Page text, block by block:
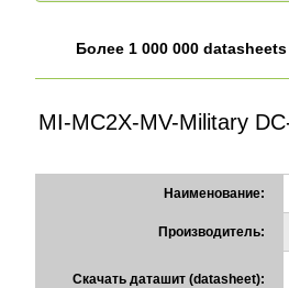
Более 1 000 000 datasheets
MI-MC2X-MV-Military
Наименование:
Производитель:
Скачать даташит (datasheet):